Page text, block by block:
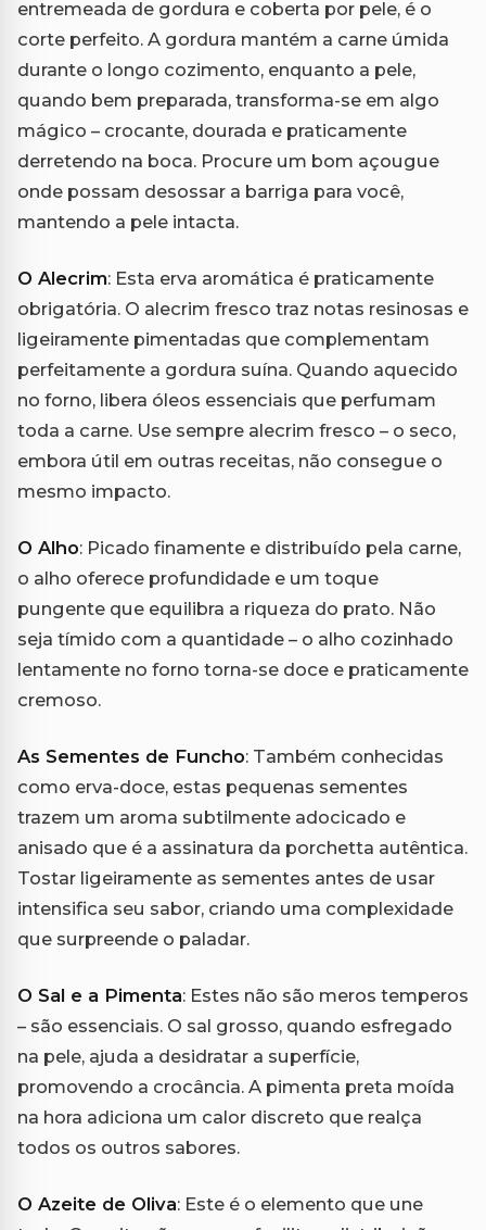
entremeada de gordura e coberta por pele, é o
corte perfeito. A gordura mantém a carne úmida
durante o longo cozimento, enquanto a pele,
quando bem preparada, transforma-se em algo
mágico – crocante, dourada e praticamente
derretendo na boca. Procure um bom açougue
onde possam desossar a barriga para você,
mantendo a pele intacta.
O Alecrim: Esta erva aromática é praticamente
obrigatória. O alecrim fresco traz notas resinosas e
ligeiramente pimentadas que complementam
perfeitamente a gordura suína. Quando aquecido
no forno, libera óleos essenciais que perfumam
toda a carne. Use sempre alecrim fresco – o seco,
embora útil em outras receitas, não consegue o
mesmo impacto.
O Alho: Picado finamente e distribuído pela carne,
o alho oferece profundidade e um toque
pungente que equilibra a riqueza do prato. Não
seja tímido com a quantidade – o alho cozinhado
lentamente no forno torna-se doce e praticamente
cremoso.
As Sementes de Funcho: Também conhecidas
como erva-doce, estas pequenas sementes
trazem um aroma subtilmente adocicado e
anisado que é a assinatura da porchetta autêntica.
Tostar ligeiramente as sementes antes de usar
intensifica seu sabor, criando uma complexidade
que surpreende o paladar.
O Sal e a Pimenta: Estes não são meros temperos
– são essenciais. O sal grosso, quando esfregado
na pele, ajuda a desidratar a superfície,
promovendo a crocância. A pimenta preta moída
na hora adiciona um calor discreto que realça
todos os outros sabores.
O Azeite de Oliva: Este é o elemento que une